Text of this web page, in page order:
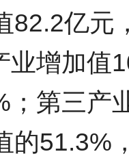
82.2亿元
业增加值
；第三产
的51.3%